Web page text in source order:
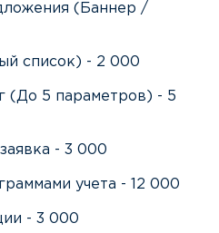
(Баннер /
список) - 2 000
(До 5 параметров) - 5
- 3 000
учета - 12 000
- 3 000